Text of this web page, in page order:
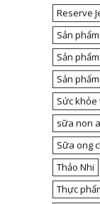
Reserve
Sản
Sản
Sản
Sức khỏe
sữa non
Sữa ong
Thảo Nhi
Thực